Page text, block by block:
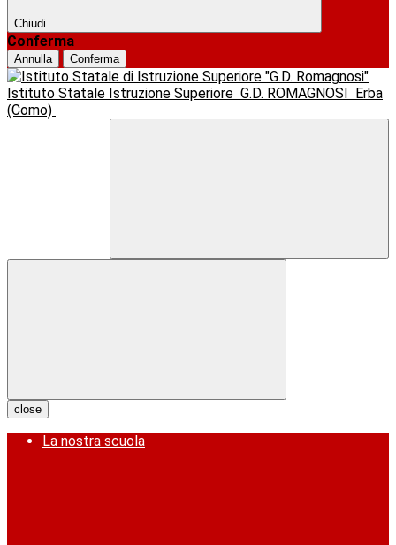
Chiudi
Conferma
Annulla Conferma
Istituto Statale Istruzione Superiore G.D. ROMAGNOSI
Erba
(Como)
close
La nostra scuola